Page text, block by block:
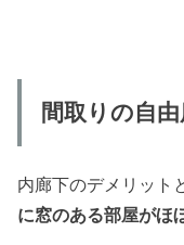
間取りの自
内廊下のデメリット
に窓のある部屋がほ